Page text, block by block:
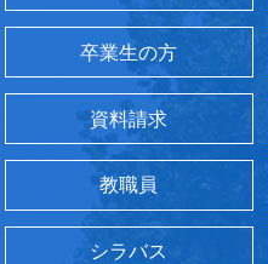
卒業生の方
資料請求
教職員
シラバス